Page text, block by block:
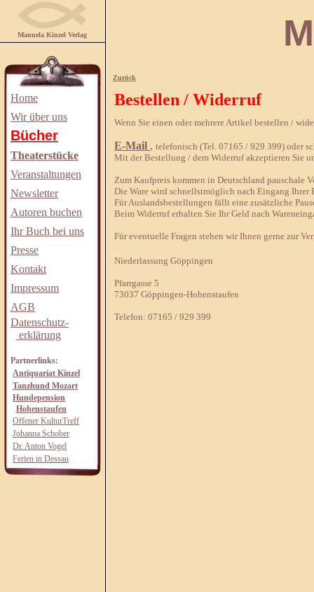
Manuela Kinzel Verlag
Home
Wir über uns
Bücher
Theaterstücke
Veranstaltungen
Newsletter
Autoren buchen
Ihr Buch bei uns
Presse
Kontakt
Impressum
AGB
Datenschutz-
erklärung
Partnerlinks:
Antiquariat Kinzel
Tanzhund Mozart
Hundepension
Hohenstaufen
Offener KulturTreff
Johanna Schober
Dr. Anton Vogel
Ferien in Dessau
Zurück
Bestellen / Widerruf
Wenn Sie einen oder mehrere Artikel bestellen /
E-Mail , telefonisch (Tel. 07165 / 929 399) oder
Mit der Bestellung / dem Widerruf akzeptieren Sie
Zum Kaufpreis kommen in Deutschland pauschale
Die Ware wird schnellstmöglich nach Eingang Ihrer
Für Auslandsbestellungen fällt eine zusätzliche
Beim Widerruf erhalten Sie Ihr Geld nach
Für eventuelle Fragen stehen wir Ihnen gerne zur
Niederlassung Göppingen
Pfarrgasse 5
73037 Göppingen-Hohenstaufen
Telefon: 07165 / 929 399